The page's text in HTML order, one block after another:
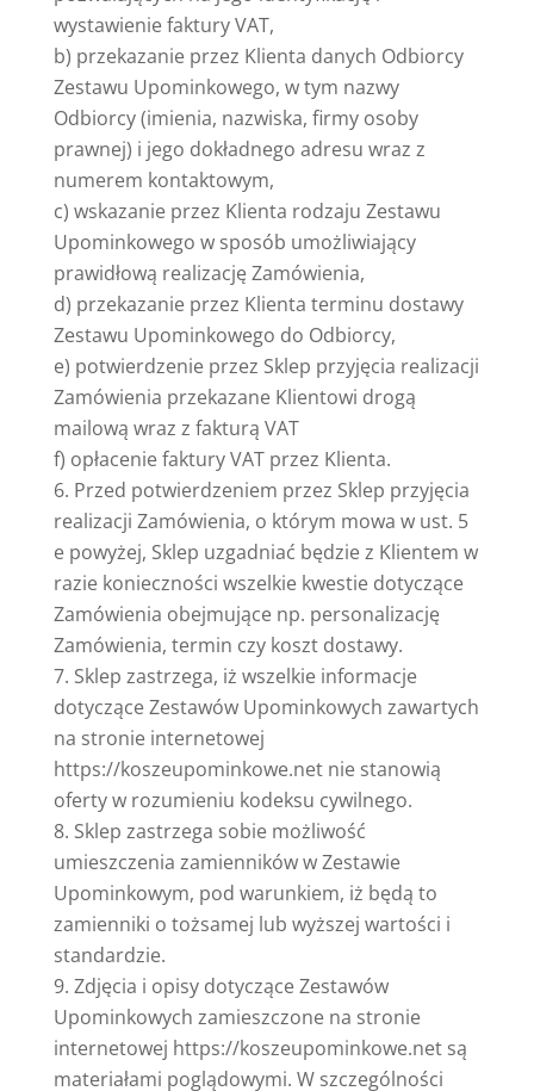
wystawienie faktury VAT,
b) przekazanie przez Klienta danych Odbiorcy
Zestawu Upominkowego, w tym nazwy
Odbiorcy (imienia, nazwiska, firmy osoby
prawnej) i jego dokładnego adresu wraz z
numerem kontaktowym,
c) wskazanie przez Klienta rodzaju Zestawu
Upominkowego w sposób umożliwiający
prawidłową realizację Zamówienia,
d) przekazanie przez Klienta terminu dostawy
Zestawu Upominkowego do Odbiorcy,
e) potwierdzenie przez Sklep przyjęcia realizacji
Zamówienia przekazane Klientowi drogą
mailową wraz z fakturą VAT
f) opłacenie faktury VAT przez Klienta.
Przed potwierdzeniem przez Sklep przyjęcia
realizacji Zamówienia, o którym mowa w ust. 5
e powyżej, Sklep uzgadniać będzie z Klientem w
razie konieczności wszelkie kwestie dotyczące
Zamówienia obejmujące np. personalizację
Zamówienia, termin czy koszt dostawy.
Sklep zastrzega, iż wszelkie informacje
dotyczące Zestawów Upominkowych zawartych
na stronie internetowej
https://koszeupominkowe.net nie stanowią
oferty w rozumieniu kodeksu cywilnego.
Sklep zastrzega sobie możliwość
umieszczenia zamienników w Zestawie
Upominkowym, pod warunkiem, iż będą to
zamienniki o tożsamej lub wyższej wartości i
standardzie.
Zdjęcia i opisy dotyczące Zestawów
Upominkowych zamieszczone na stronie
internetowej https://koszeupominkowe.net są
materiałami poglądowymi. W szczególności